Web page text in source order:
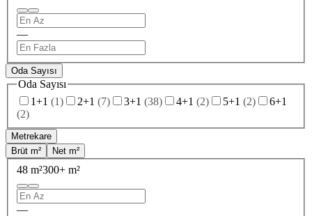
—
Oda Sayısı
Oda Sayısı
1+1 (1) 2+1 (7) 3+1 (38) 4+1 (2) 5+1 (2)
6+1
(2)
Metrekare
Brüt m²
Net m²
48 m²300+ m²
—